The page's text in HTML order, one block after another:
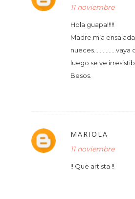
11 noviembre
Hola guapa!!!!!
Madre mía
luego se ve
Besos.
MARIOLA
11 noviembre
!! Que artista !!